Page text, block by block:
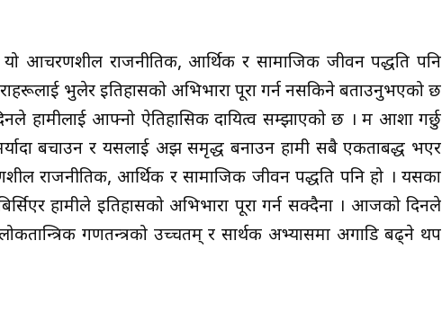
आचरणशील राजनीतिक, आर्थिक र सामाजिक जीवन पद्धति पनि
भुलेर इतिहासको अभिभारा पूरा गर्न नसकिने बताउनुभएको छ
हामीलाई आफ्नो ऐतिहासिक दायित्व सम्झाएको छ । म आशा गर्छु
बचाउन र यसलाई अझ समृद्ध बनाउन हामी सबै एकताबद्ध भएर
राजनीतिक, आर्थिक र सामाजिक जीवन पद्धति पनि हो । यसका
हामीले इतिहासको अभिभारा पूरा गर्न सक्दैनौँ । आजको दिनले
गणतन्त्रको उच्चतम् र सार्थक अभ्यासमा अगाडि बढ्ने थप